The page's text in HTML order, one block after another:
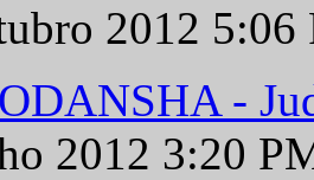
2012
-
2012 3:20